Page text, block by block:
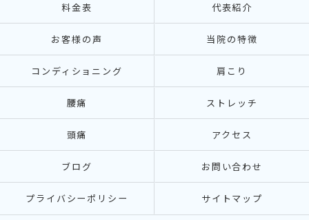
料金表 代表紹介
お客様の声 当院の特徴
コンディショニング 肩こり
腰痛 ストレッチ
頭痛 アクセス
ブログ お問い合わせ
プライバシーポリシー サイトマップ